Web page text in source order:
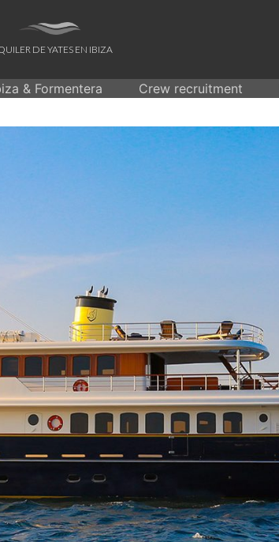
DE YATES EN IBIZA
& Formentera Crew recruitment